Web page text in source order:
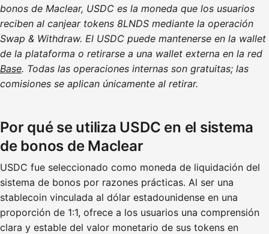
bonos de Maclear, USDC es la moneda que los usuarios
reciben al canjear tokens 8LNDS mediante la operación
Swap & Withdraw. El USDC puede mantenerse en la wallet
de la plataforma o retirarse a una wallet externa en la red
Base. Todas las operaciones internas son gratuitas; las
comisiones se aplican únicamente al retirar.
Por qué se utiliza USDC en el sistema
de bonos de Maclear
USDC fue seleccionado como moneda de liquidación del
sistema de bonos por razones prácticas. Al ser una
stablecoin vinculada al dólar estadounidense en una
proporción de 1:1, ofrece a los usuarios una comprensión
clara y estable del valor monetario de sus tokens en